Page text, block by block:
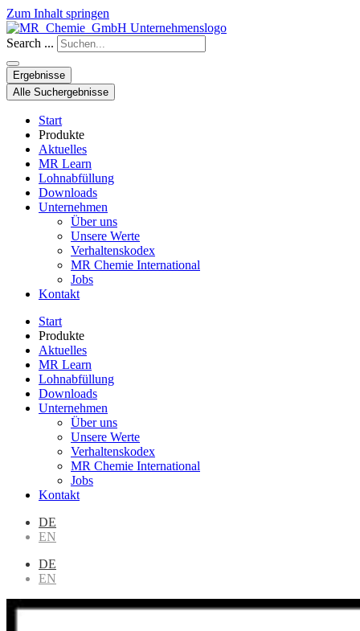
Zum Inhalt springen
Search ...
Ergebnisse
Alle Suchergebnisse
Start
Produkte
Aktuelles
MR Learn
Lohnabfüllung
Downloads
Unternehmen
Über uns
Unsere Werte
Verhaltenskodex
MR Chemie International
Jobs
Kontakt
Start
Produkte
Aktuelles
MR Learn
Lohnabfüllung
Downloads
Unternehmen
Über uns
Unsere Werte
Verhaltenskodex
MR Chemie International
Jobs
Kontakt
DE
EN
DE
EN